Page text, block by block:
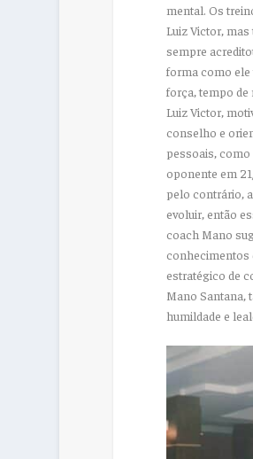
mental. Os
Luiz Victor,
sempre
forma como ele
força , tempo
Luiz Victor,
conselho e
pessoais,
oponente em
pelo contrário,
evoluir, então
coach Mano
conhecimentos
estratégico de
Mano Santana
humildade e